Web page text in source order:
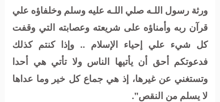
ورثة رسول اللـه صلي اللـه عليه وسلم وخلفاؤه علي
قرآن ربه وأمناؤه على شريعته وعصابته التي وقفت
كل شيء علي إحياء الإسلام .. وإذا كنتم كذلك
فدعوتكم أحق أن يأتيها الناس ولا تأتي هي أحدا
وتستغني عن غيرها، إذ هي جماع كل خير وما عداها
لا يسلم من النقص".